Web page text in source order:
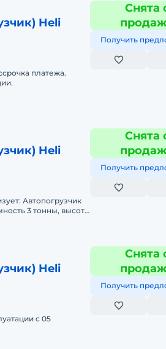
Heli
платежа.
Снята
Получить
Heli
Автопогрузчик
3 тонны, высота
Снята
Получить
Heli
с 05
Снята
Получить